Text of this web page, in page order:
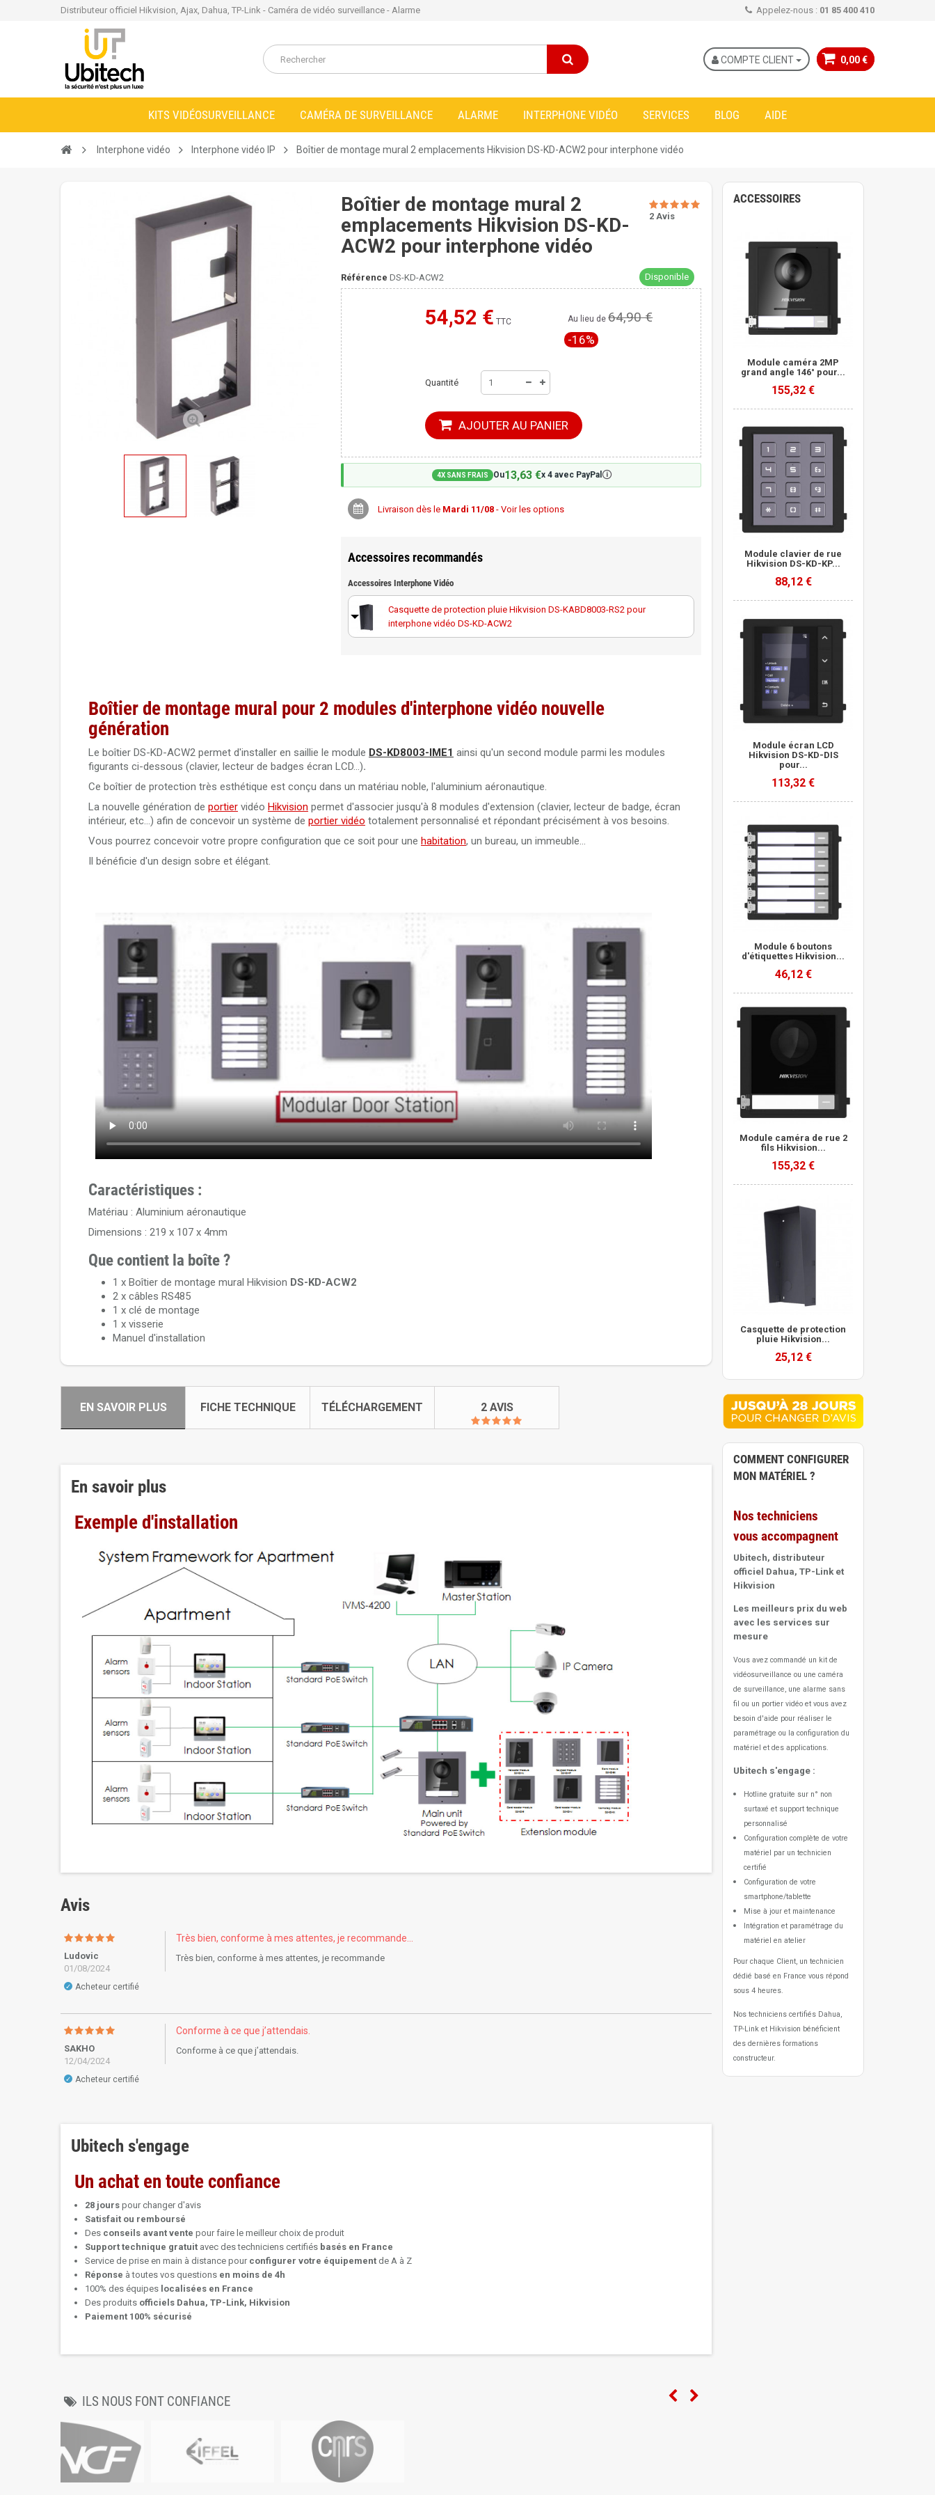
Distributeur officiel Hikvision, Ajax, Dahua, TP-Link - Caméra de vidéo surveillance - Alarme Appelez-nous : 01 85 400 410
0,00 €
COMPTE CLIENT
KITS VIDÉOSURVEILLANCE CAMÉRA DE SURVEILLANCE ALARME INTERPHONE VIDÉO SERVICES BLOG AIDE
Interphone vidéo Interphone vidéo IP Boîtier de montage mural 2 emplacements Hikvision DS-KD-ACW2 pour interphone vidéo
Boîtier de montage mural 2
emplacements Hikvision DS-KD-
ACW2 pour interphone vidéo
Référence DS-KD-ACW2 Disponible
54,52 € TTC
Moins cher ailleurs ? Au lieu de64,90 €
-16%
Quantité
AJOUTER AU PANIER
4X SANS FRAIS Ou13,63 €x 4 avec PayPal🛈
Livraison dès le Mardi 11/08- Voir les options
2 Avis
Accessoires recommandés
Accessoires Interphone Vidéo
Casquette de protection pluie Hikvision DS-KABD8003-RS2 pour
interphone vidéo DS-KD-ACW2
Boîtier de montage mural pour 2 modules d'interphone vidéo nouvelle
génération
Le boîtier DS-KD-ACW2 permet d'installer en saillie le module DS-KD8003-IME1 ainsi qu'un second module parmi les modules
figurants ci-dessous (clavier, lecteur de badges écran LCD...).
Ce boîtier de protection très esthétique est conçu dans un matériau noble, l'aluminium aéronautique.
La nouvelle génération de portier vidéo Hikvision permet d'associer jusqu'à 8 modules d'extension (clavier, lecteur de badge, écran
intérieur, etc...) afin de concevoir un système de portier vidéo totalement personnalisé et répondant précisément à vos besoins.
Vous pourrez concevoir votre propre configuration que ce soit pour une habitation, un bureau, un immeuble...
Il bénéficie d'un design sobre et élégant.
Caractéristiques :
Matériau : Aluminium aéronautique
Dimensions : 219 x 107 x 4mm
Que contient la boîte ?
1 x Boîtier de montage mural Hikvision DS-KD-ACW2
2 x câbles RS485
1 x clé de montage
1 x visserie
Manuel d'installation
EN SAVOIR PLUS FICHE TECHNIQUE TÉLÉCHARGEMENT 2 AVIS
En savoir plus
Exemple d'installation
Avis
Ludovic
01/08/2024
✓ Acheteur certifié
Très bien, conforme à mes attentes, je recommande...
Très bien, conforme à mes attentes, je recommande
SAKHO
12/04/2024
✓ Acheteur certifié
Conforme à ce que j’attendais.
Conforme à ce que j’attendais.
Ubitech s'engage
Un achat en toute confiance
28 jours pour changer d'avis
Satisfait ou remboursé
Des conseils avant vente pour faire le meilleur choix de produit
Support technique gratuit avec des techniciens certifiés basés en France
Service de prise en main à distance pour configurer votre équipement de A à Z
Réponse à toutes vos questions en moins de 4h
100% des équipes localisées en France
Des produits officiels Dahua, TP-Link, Hikvision
Paiement 100% sécurisé
ILS NOUS FONT CONFIANCE
ACCESSOIRES
Module caméra 2MP
grand angle 146° pour...
155,32 €
Module clavier de rue
Hikvision DS-KD-KP...
88,12 €
Module écran LCD
Hikvision DS-KD-DIS
pour...
113,32 €
Module 6 boutons
d'étiquettes Hikvision...
46,12 €
Module caméra de rue 2
fils Hikvision...
155,32 €
Casquette de protection
pluie Hikvision...
25,12 €
COMMENT CONFIGURER
MON MATÉRIEL ?
Nos techniciens
vous accompagnent
Ubitech, distributeur
officiel Dahua, TP-Link et
Hikvision
Les meilleurs prix du web
avec les services sur
mesure
Vous avez commandé un kit de
vidéosurveillance ou une caméra
de surveillance, une alarme sans
fil ou un portier vidéo et vous avez
besoin d'aide pour réaliser le
paramétrage ou la configuration du
matériel et des applications.
Ubitech s'engage :
Hotline gratuite sur n° non
surtaxé et support technique
personnalisé
Configuration complète de votre
matériel par un technicien
certifié
Configuration de votre
smartphone/tablette
Mise à jour et maintenance
Intégration et paramétrage du
matériel en atelier
Pour chaque Client, un technicien
dédié basé en France vous répond
sous 4 heures.
Nos techniciens certifiés Dahua,
TP-Link et Hikvision bénéficient
des dernières formations
constructeur.